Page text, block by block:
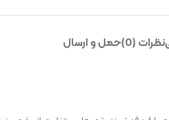
نظرات (0) حمل و ارسال